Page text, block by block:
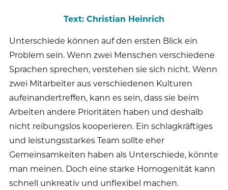
Text: Christian Heinrich
Unterschiede können auf den ersten Blick ein
Problem sein. Wenn zwei Menschen verschiedene
Sprachen sprechen, verstehen sie sich nicht. Wenn
zwei Mitarbeiter aus verschiedenen Kulturen
aufeinandertreffen, kann es sein, dass sie beim
Arbeiten andere Prioritäten haben und deshalb
nicht reibungslos kooperieren. Ein schlagkräftiges
und leistungsstarkes Team sollte eher
Gemeinsamkeiten haben als Unterschiede, könnte
man meinen. Doch eine starke Homogenität kann
schnell unkreativ und unflexibel machen.